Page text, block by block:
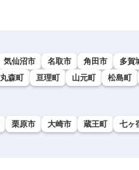
気仙沼市 名取市 角田市 多賀
丸森町 亘理町 山元町 松島町
栗原市 大崎市 蔵王町 七ヶ